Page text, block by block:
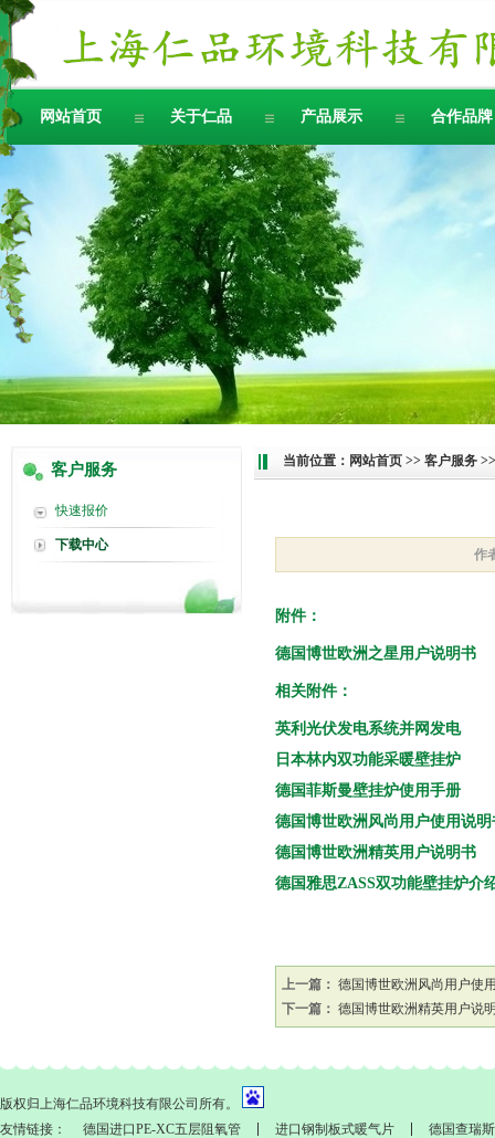
网站首页 关于仁品 产品展示 合作品牌
客户服务
快速报价
下载中心
当前位置： 网站首页 >> 客户服务
作
附件：
德国博世欧洲之星用户说明书
相关附件：
英利光伏发电系统并网发电
日本林内双功能采暖壁挂炉
德国菲斯曼壁挂炉使用手册
德国博世欧洲风尚用户使用说明
德国博世欧洲精英用户说明书
德国雅思ZASS双功能壁挂炉介
上一篇： 德国博世欧洲风尚用户使
下一篇： 德国博世欧洲精英用户说
版权归上海仁品环境科技有限公司所有。
友情链接：
德国进口PE-XC五层阻氧管 进口钢制板式暖气片
德国查瑞斯